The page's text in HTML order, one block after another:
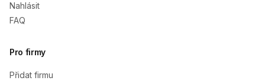
Nahlásit
FAQ
Pro firmy
Přidat firmu